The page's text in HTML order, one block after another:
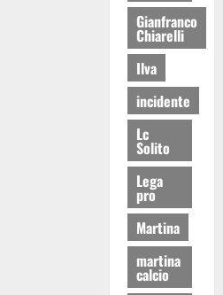
Gianfranco
Chiarelli
Ilva
incidente
Lc
Solito
Lega
pro
Martina
martina
calcio